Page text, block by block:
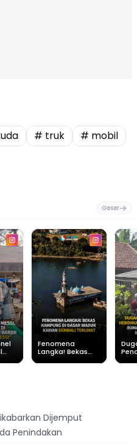
# truk
# mobil
Geser
Fenomena
Langka! Bekas
Dijemput
Penindakan